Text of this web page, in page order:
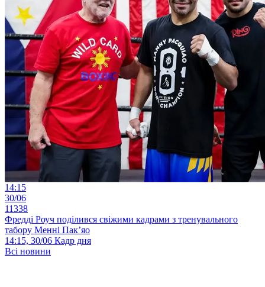
14:15
30/06
11338
Фредді Роуч поділився свіжими кадрами з тренувального
табору Менні Пак’яо
14:15, 30/06 Кадр дня
Всі новини